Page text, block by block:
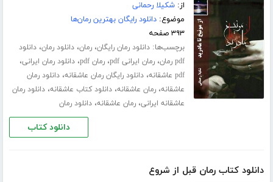
از:شکیلا رحمانی
موضوع:دانلود رایگان بهترین رمان‌ها
۳۹۳ صفحه
برچسب‌ها:دانلود رمان رایگان،رمان،دانلود رمان،دانلود
pdf رمان
،رمان ایرانی pdf ،رمان pdf ،دانلود رمان ایرانی،
pdf عاشقانه ،دانلود رایگان رمان عاشقانه،دانلود رمان
عاشقانه،رمان عاشقانه،دانلود کتاب عاشقانه،دانلود رمان
عاشقانه ایرانی،رمان عاشقانه،دانلود رمان
دانلود کتاب
دانلود کتاب رمان قبل از شروع